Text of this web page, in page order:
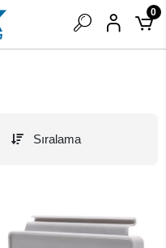
0
Sıralama